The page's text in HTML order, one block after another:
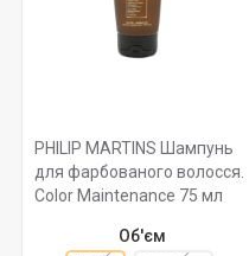
PHILIP MARTINS Шампунь
для фарбованого волосся.
Color Maintenance 75 мл
Об'єм